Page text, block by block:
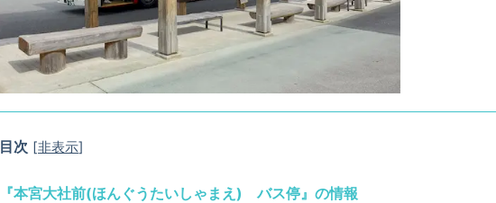
目次 [非表示]
『本宮大社前(ほんぐうたいしゃまえ) バス停』の情報